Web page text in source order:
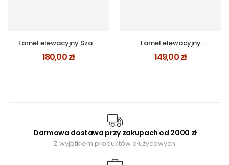
Lamel elewacyjny Szary
Klasyczny zestaw na
1m2
180,00zł
Lamel elewacyjny
WINCHESTER
149,00zł
Darmowa dostawa przy zakupach od 2000 zł
Z wyjątkiem produktów dłużycowych.